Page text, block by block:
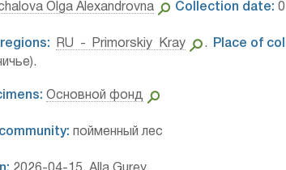
Olga Alexandrovna Collection date:
RU - Primorskiy Kray . Place of
Основной фонд
пойменный лес